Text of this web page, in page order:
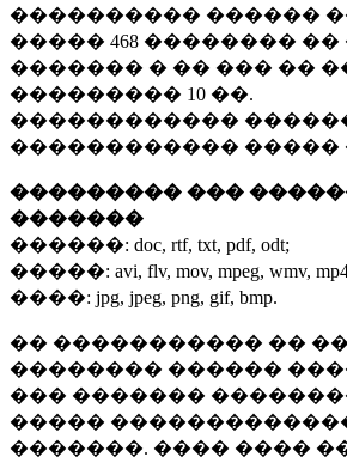
���������� ������
����� 468 �������� ��
������� � �� ��� ��
��������� 10 ��.
������������
������������ �����
��������� ���
�������
������: doc, rtf, txt, pdf, odt;
�����: avi, flv, mov, mpeg, wmv,
����: jpg, jpeg, png, gif, bmp.
�� ����������� ��
�������� ������
��� �������
�����
�������. ���� ����